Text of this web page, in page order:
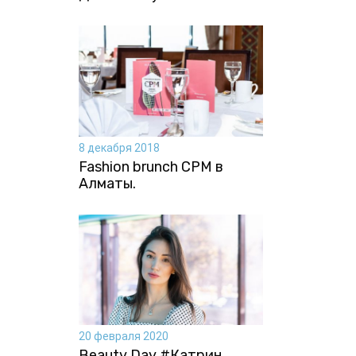
8 декабря 2018
Fashion brunch CPM в
Алматы.
20 февраля 2020